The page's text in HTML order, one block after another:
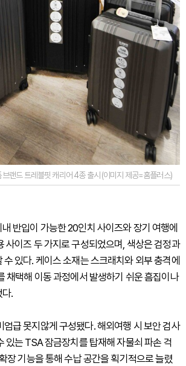
브랜드 트레블핏 캐리어 4종 출시 (이미지 제공=홈플러스)
반입이 가능한 20인치 사이즈와 장기 여행에
사이즈 두 가지로 구성되었으며, 색상은 검정과
있다. 케이스 소재는 스크래치와 외부 충격에
채택해 이동 과정에서 발생하기 쉬운 흠집이나
.
엄급 못지않게 구성됐다. 해외여행 시 보안 검사
있는 TSA 잠금장치를 탑재해 자물쇠 파손 걱
장 기능을 통해 수납 공간을 획기적으로 늘렸